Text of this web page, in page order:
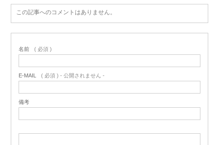
この記事へのコメントはありません。
名前 ( 必須 )
E-MAIL ( 必須 ) - 公開されません -
備考